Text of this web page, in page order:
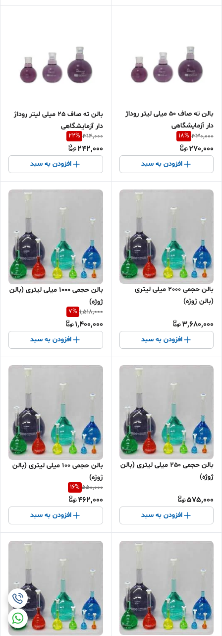
بالن ته صاف 50 میلی لیتر روداژ
دار آزمایشگاهی
330,000
18%
270,000
افزودن به سبد
بالن ته صاف 25 میلی لیتر روداژ
دار آزمایشگاهی
314,000
22%
242,000
افزودن به سبد
بالن حجمی 2000 میلی لیتری
(بالن ژوژه)
3,680,000
افزودن به سبد
بالن حجمی 1000 میلی لیتری (بالن
ژوژه)
1,518,000
7%
1,400,000
افزودن به سبد
بالن حجمی 250 میلی لیتری (بالن
ژوژه)
575,000
افزودن به سبد
بالن حجمی 100 میلی لیتری (بالن
ژوژه)
550,000
16%
462,000
افزودن به سبد